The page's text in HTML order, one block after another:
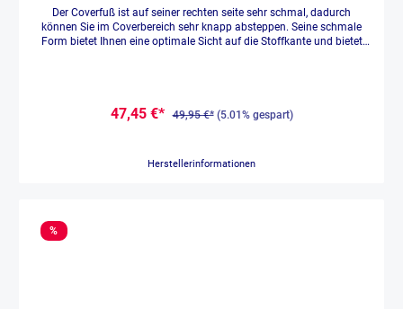
Der Coverfuß ist auf seiner rechten seite sehr schmal, dadurch
können Sie im Coverbereich sehr knapp absteppen. Seine schmale
Form bietet Ihnen eine optimale Sicht auf die Stoffkante und bietet
47,45 €* 49,95 €* (5.01% gespart)
Herstellerinformationen
%